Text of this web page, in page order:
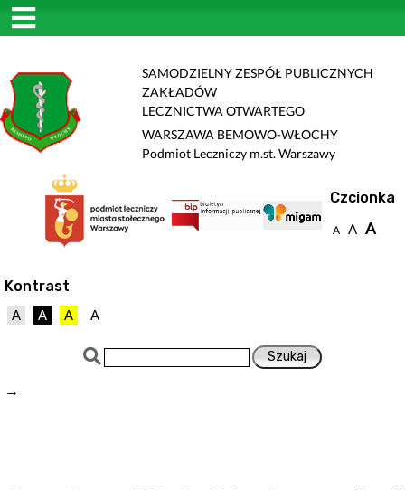
SAMODZIELNY ZESPÓŁ PUBLICZNYCH
ZAKŁADÓW
LECZNICTWA OTWARTEGO
WARSZAWA BEMOWO-WŁOCHY
Podmiot Leczniczy m.st. Warszawy
Czcionka
A A A
Kontrast
A A A A
→